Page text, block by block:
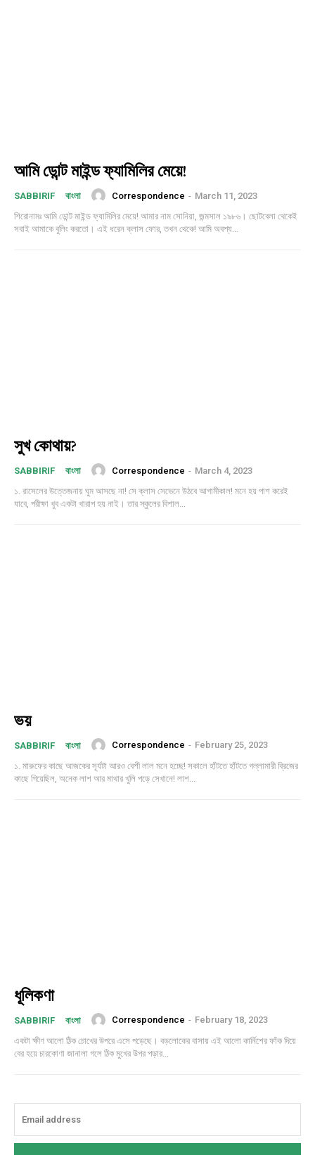
Praesent euismod ac
Ut mollis pellentesque tortor
আমি ডোন্ট মাইন্ড ফ্যামিলির মেয়ে!
SABBIRIF বাংলা Correspondence - March 11, 2023
শিরোনামঃ আমি ডোন্ট মাইন্ড ফ্যামিলির মেয়ে! আমার নাম সোনিয়া, জন্মসাল ১৯৮৬। ছোটবেলা থেকেই
সবাই আমাকে বুলিং করতো। এই ধরেন ক্লাস ফোর, তখন থেকে! আমি অবশ্য...
সুখ কোথায়?
SABBIRIF বাংলা Correspondence - March 4, 2023
১. রাসেলের উত্তেজনায় ঘুম আসছে না! সে ক্লাস সেভেনে উঠবে আগামীকাল! মনে হয় পাশ করেই
যাবে, পরীক্ষা খুব একটা খারাপ হয় নাই। তার স্কুলের বিশাল...
ভয়
SABBIRIF বাংলা Correspondence - February 25, 2023
১. মারুফের কাছে আজকের সূর্যটা আরও বেশী লাল মনে হচ্ছে! সকালে হাঁটতে হাঁটতে গল্লামারী ব্রিজের
কাছে গিয়েছিল, অনেক লাশ আর মাথার খুলি পড়ে সেখানে! লাশ...
ধূলিকণা
SABBIRIF বাংলা Correspondence - February 18, 2023
একটা ক্ষীণ আলো ঠিক চোখের উপরে এসে পড়েছে। বড়লোকের বাসায় এই আলো কার্নিশের ফাঁক দিয়ে
বের হয়ে চারকোণা জানালা গলে ঠিক মুখের উপর পড়ার...